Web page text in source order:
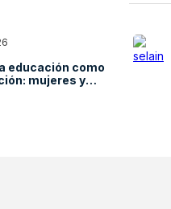
educación como
mujeres y